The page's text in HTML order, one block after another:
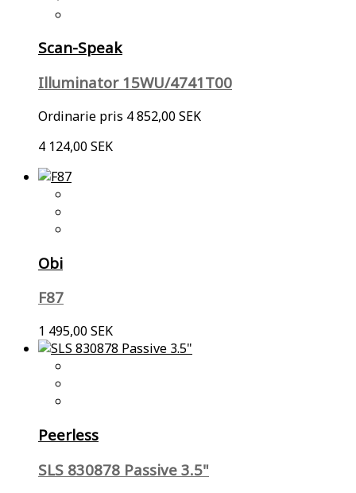
Scan-Speak
Illuminator 15WU/4741T00
Ordinarie pris 4 852,00 SEK
4 124,00 SEK
Obi
F87
1 495,00 SEK
Peerless
SLS 830878 Passive 3.5"